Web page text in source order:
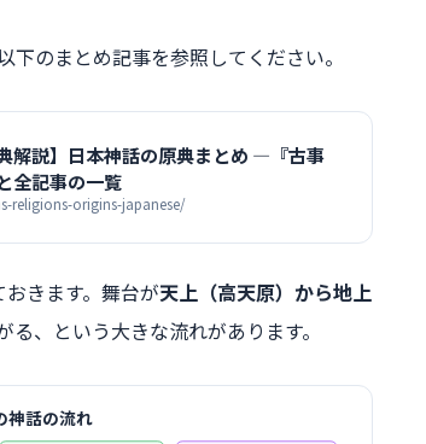
のまとめ記事を参照してください。
解説】日本神話の原典まとめ ―『古事
全記事の一覧
religions-origins-japanese/
きます。舞台が天上（高天原）から地上
、という大きな流れがあります。
神話の流れ